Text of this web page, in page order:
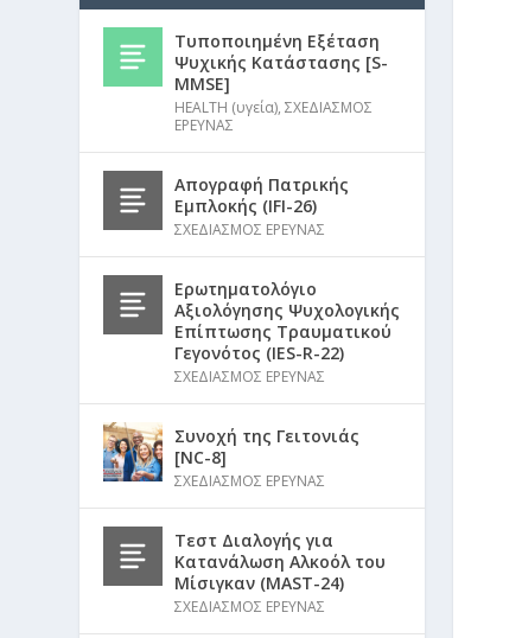
Τυποποιημένη Εξέταση
Ψυχικής Κατάστασης [S-
MMSE]
HEALTH (υγεία),ΣΧΕΔΙΑΣΜΟΣ
ΕΡΕΥΝΑΣ
Απογραφή Πατρικής
Εμπλοκής (IFI-26)
ΣΧΕΔΙΑΣΜΟΣ ΕΡΕΥΝΑΣ
Ερωτηματολόγιο
Αξιολόγησης Ψυχολογικής
Επίπτωσης Τραυματικού
Γεγονότος (IES-R-22)
ΣΧΕΔΙΑΣΜΟΣ ΕΡΕΥΝΑΣ
Συνοχή της Γειτονιάς
[NC-8]
ΣΧΕΔΙΑΣΜΟΣ ΕΡΕΥΝΑΣ
Τεστ Διαλογής για
Κατανάλωση Αλκοόλ του
Μίσιγκαν (MAST-24)
ΣΧΕΔΙΑΣΜΟΣ ΕΡΕΥΝΑΣ